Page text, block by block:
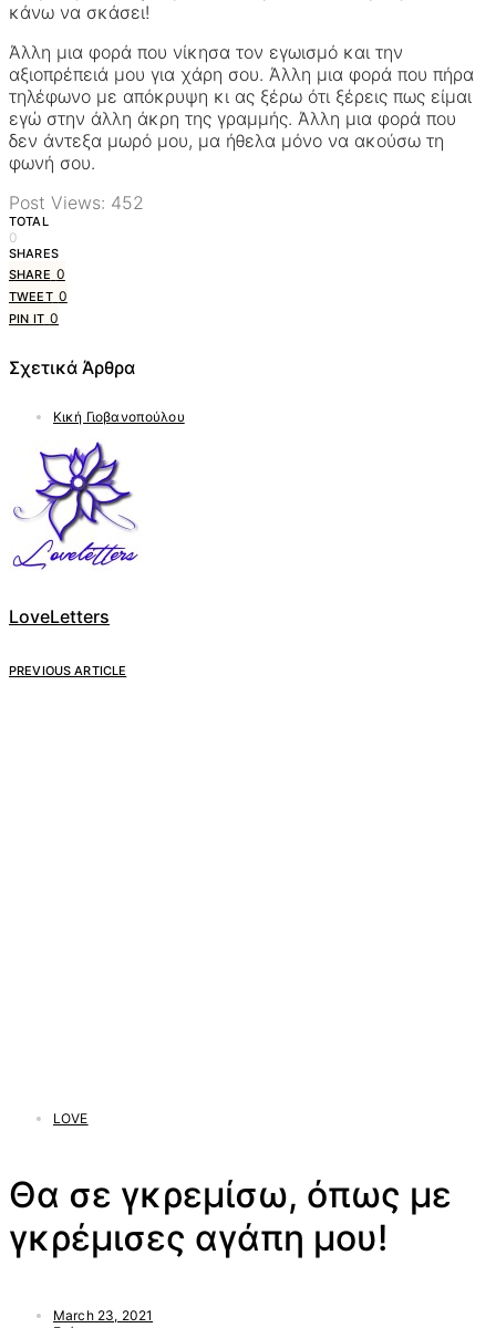
κάνω να σκάσει!
Άλλη μια φορά που νίκησα τον εγωισμό και την
αξιοπρέπειά μου για χάρη σου. Άλλη μια φορά που πήρα
τηλέφωνο με απόκρυψη κι ας ξέρω ότι ξέρεις πως είμαι
εγώ στην άλλη άκρη της γραμμής. Άλλη μια φορά που
δεν άντεξα μωρό μου, μα ήθελα μόνο να ακούσω τη
φωνή σου.
Post Views: 452
TOTAL
0
SHARES
SHARE 0
TWEET 0
PIN IT 0
Σχετικά Άρθρα
Κική Γιοβανοπούλου
LoveLetters
PREVIOUS ARTICLE
LOVE
Θα σε γκρεμίσω, όπως με
γκρέμισες αγάπη μου!
March 23, 2021